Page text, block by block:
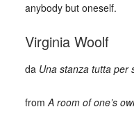
anybody but oneself.
Virginia Woolf
da Una stanza tutta per
fromA room of one’s